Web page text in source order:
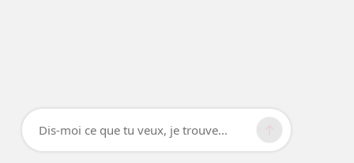
Dis-moi ce que tu veux, je trouve...